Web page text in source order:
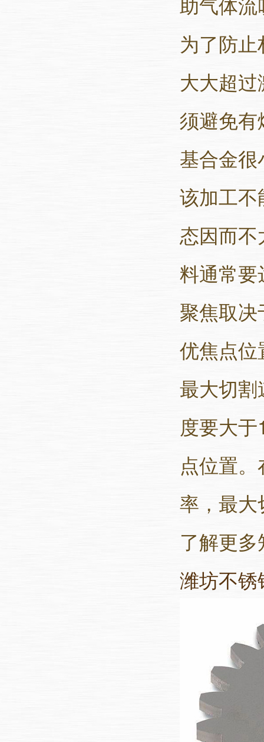
为了防
大大超
须避免
基合金
该加工
态因而
料通常
聚焦取
优焦点
最大切
度要大
点位置
率，最
了解更
潍坊不